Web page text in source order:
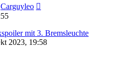
Carguyleo
mit 3. Bremsleuchte
2023, 19:58